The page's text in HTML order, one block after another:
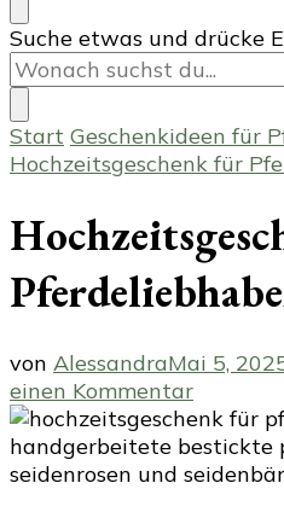
Suchst
du
nach
etwas?
Suche etwas und drücke
Start Geschenkideen für
Hochzeitsgeschenk für
von AlessandraMai 5,
einen Kommentarzu
für